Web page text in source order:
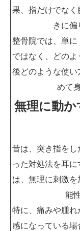
果、指だけでな
きに偏
整骨院では、単
ではなく、どの
後どのような使
めて
無理に動か
昔は、突き指を
った対処法を耳
は、無理に刺激
能
特に、痛みや腫
感になっている